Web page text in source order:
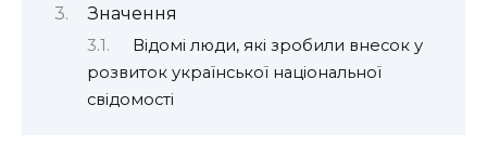
Значення
Відомі люди, які зробили внесок у
розвиток української національної
свідомості